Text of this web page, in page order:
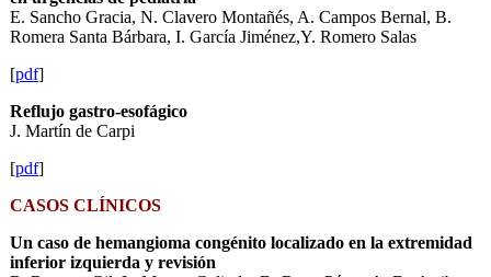
E. Sancho Gracia, N. Clavero Montañés, A. Campos Bernal, B.
Romera Santa Bárbara, I. García Jiménez,Y. Romero Salas
[pdf]
Reflujo gastro-esofágico
J. Martín de Carpi
[pdf]
CASOS CLÍNICOS
Un caso de hemangioma congénito localizado en la extremidad
inferior izquierda y revisión